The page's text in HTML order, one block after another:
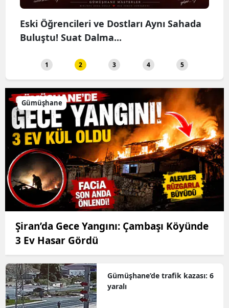
Eski Öğrencileri ve Dostları Aynı Sahada
Buluştu! Suat Dalma...
1 2 3 4 5
Gümüşhane
Şiran’da Gece Yangını: Çambaşı Köyünde
3 Ev Hasar Gördü
Gümüşhane’de trafik kazası: 6
yaralı